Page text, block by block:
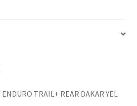
TRAIL+ REAR DAKAR YEL